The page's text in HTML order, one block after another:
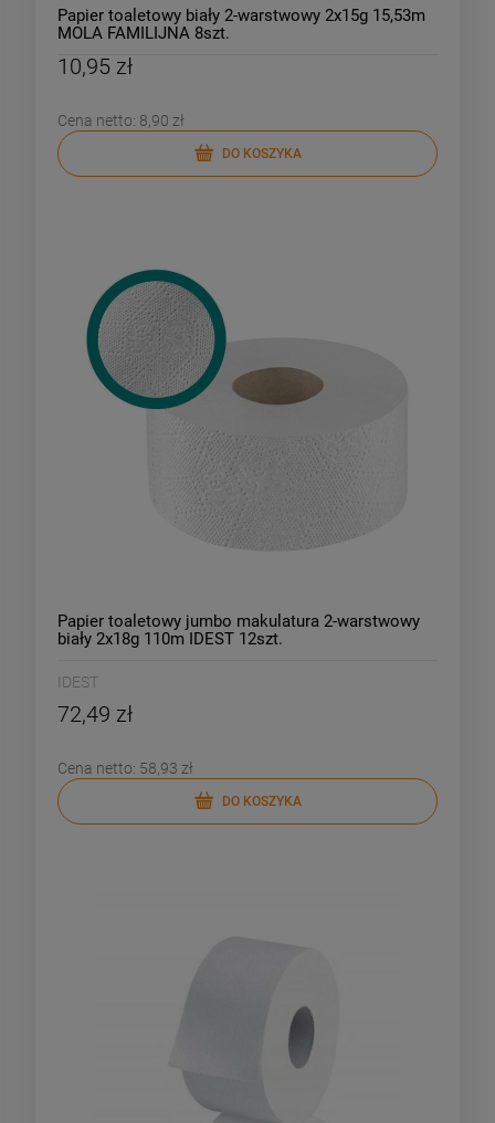
Papier toaletowy biały 2-warstwowy 2x15g 15,53m
MOLA FAMILIJNA 8szt.
10,95 zł
Cena netto: 8,90 zł
DO KOSZYKA
Papier toaletowy jumbo makulatura 2-warstwowy
biały 2x18g 110m IDEST 12szt.
IDEST
72,49 zł
Cena netto: 58,93 zł
DO KOSZYKA